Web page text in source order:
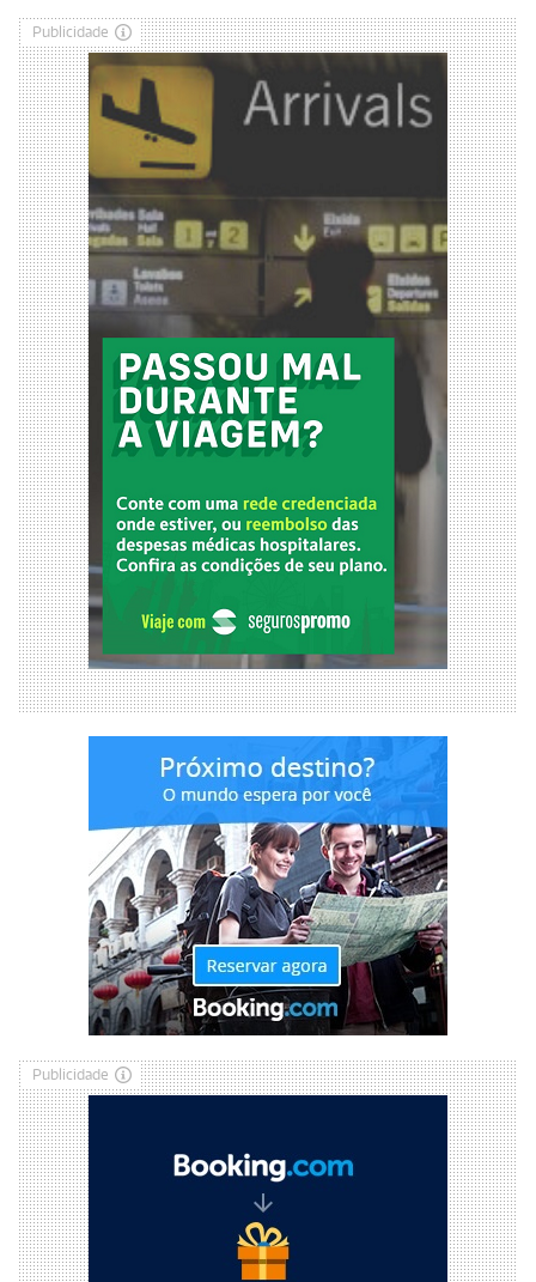
Publicidade
Publicidade